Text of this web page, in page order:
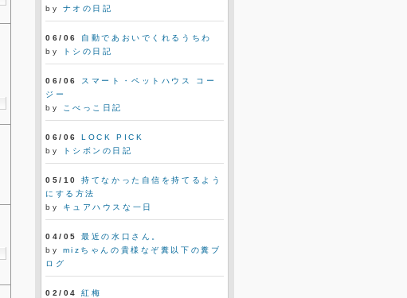
by ナオの日記
06/06
自動であおいでくれるうちわ
by
トシの日記
06/06
スマート・ペットハウス コー
ジー
by
こべっこ日記
06/06
LOCK PICK
by
トシボンの日記
05/10
持てなかった自信を持てるよう
にする方法
by
キュアハウスな一日
04/05
最近の水口さん。
by mizちゃんの貴様なぞ糞以下の糞ブ
ログ
02/04
紅梅